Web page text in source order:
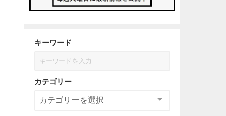
キーワード
カテゴリー